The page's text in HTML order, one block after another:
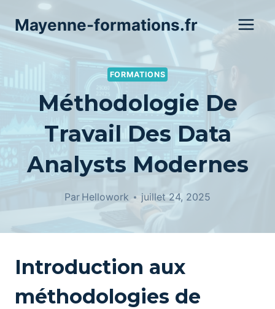
au
contenu
Mayenne-formations.fr
FORMATIONS
Méthodologie De
Travail Des Data
Analysts Modernes
Par Hellowork juillet 24, 2025
Introduction aux
méthodologies de